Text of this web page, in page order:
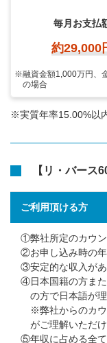
毎月お支払
約29,000
※融資金額1,000万円、
の場合
※実質年率15.00%以
【リ・バース
ご利用頂ける方
①弊社所定のカウ
②お申し込み時の
③安定的な収入が
④日本国籍の方ま
の方で日本語が
※弊社からのカ
がご理解いただ
⑤年収に占める全